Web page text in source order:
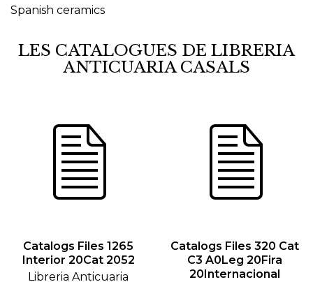
Spanish ceramics
LES CATALOGUES DE LIBRERIA
ANTICUARIA CASALS
Catalogs Files 1265
Interior 20Cat 2052
Libreria Anticuaria
Catalogs Files 320 Cat
C3 A0Leg 20Fira
20Internacional